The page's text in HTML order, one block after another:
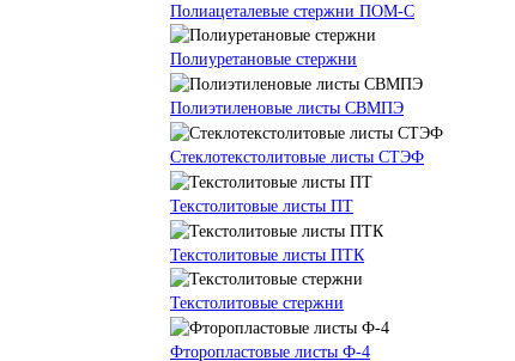
Полиацеталевые стержни ПОМ-С
Полиуретановые стержни
Полиэтиленовые листы СВМПЭ
Стеклотекстолитовые листы СТЭФ
Текстолитовые листы ПТ
Текстолитовые листы ПТК
Текстолитовые стержни
Фторопластовые листы Ф-4